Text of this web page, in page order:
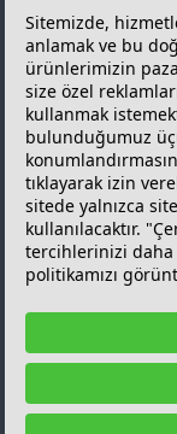
Basın Odası
Reklam Filmi
Bilgi Toplumu
Kişisel Verilerin
Çerez Politikası ve
Tercihleriniz
KAMPANYALAR
Diğer Kampanyalar